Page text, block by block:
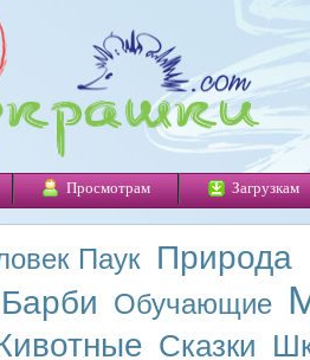
Просмотрам Загрузкам
Паук Природа
Барби Обучающие
Сказки